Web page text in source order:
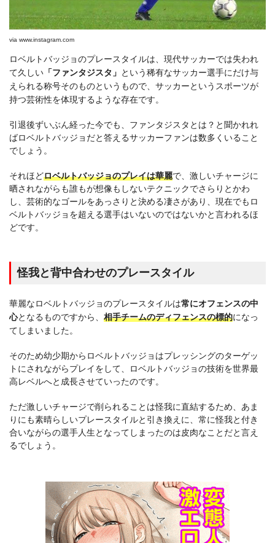
via www.instagram.com
ロベルトバッジョのプレースタイルは、現代サッカーでは失われ
て久しい 「ファンタジスタ」 という稀有なサッカー選手にだけ与
えられる称号そのものというもので、サッカーというスポーツが
持つ芸術性を体現するような存在です。
引退後ずいぶん経った今でも、ファンタジスタとは？と聞かれれ
ばロベルトバッジョだと答えるサッカーファンは数多くいること
でしょう。
それほどロベルトバッジョのプレイは華麗で、激しいチャージに
晒されながらも誰もが想像もしないテクニックでさらりとかわ
し、芸術的なゴールをあっさりと決める凄さがあり、現在でもロ
ベルトバッジョを超える選手はいないのではないかと言われるほ
どです。
怪我と背中合わせのプレースタイル
華麗なロベルトバッジョのプレースタイルは常にオフェンスの中
心となるものですから、 相手チームのディフェンスの標的になっ
てしまいました。
そのため幼少期からロベルトバッジョはプレッシングのターゲッ
トにされながらプレイをして、ロベルトバッジョの技術を世界最
高レベルへと成長させていったのです。
ただ激しいチャージで削られることは怪我に直結するため、あま
りにも素晴らしいプレースタイルと引き換えに、常に怪我と付き
合いながらの選手人生となってしまったのは皮肉なことだと言え
るでしょう。